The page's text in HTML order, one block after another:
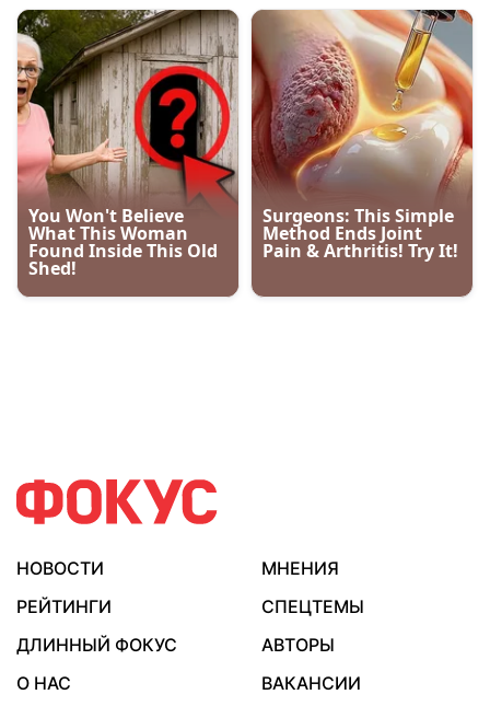
НОВОСТИ
МНЕНИЯ
РЕЙТИНГИ
СПЕЦТЕМЫ
ДЛИННЫЙ ФОКУС
АВТОРЫ
О НАС
ВАКАНСИИ